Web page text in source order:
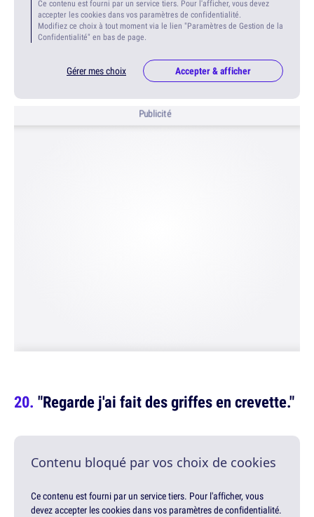
Ce contenu est fourni par un service tiers. Pour l'afficher, vous devez
accepter les cookies dans vos paramètres de confidentialité.
Modifiez ce choix à tout moment via le lien "Paramètres de Gestion de la
Confidentialité" en bas de page.
Gérer mes choix Accepter & afficher
Publicité
"Regarde j'ai fait des griffes en crevette."
Contenu bloqué par vos choix de cookies
Ce contenu est fourni par un service tiers. Pour l'afficher, vous
devez accepter les cookies dans vos paramètres de confidentialité.